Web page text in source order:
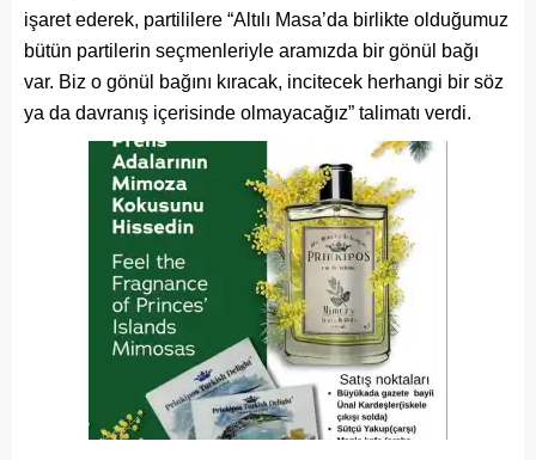
işaret ederek, partililere “Altılı Masa’da birlikte olduğumuz
bütün partilerin seçmenleriyle aramızda bir gönül bağı
var. Biz o gönül bağını kıracak, incitecek herhangi bir söz
ya da davranış içerisinde olmayacağız” talimatı verdi.